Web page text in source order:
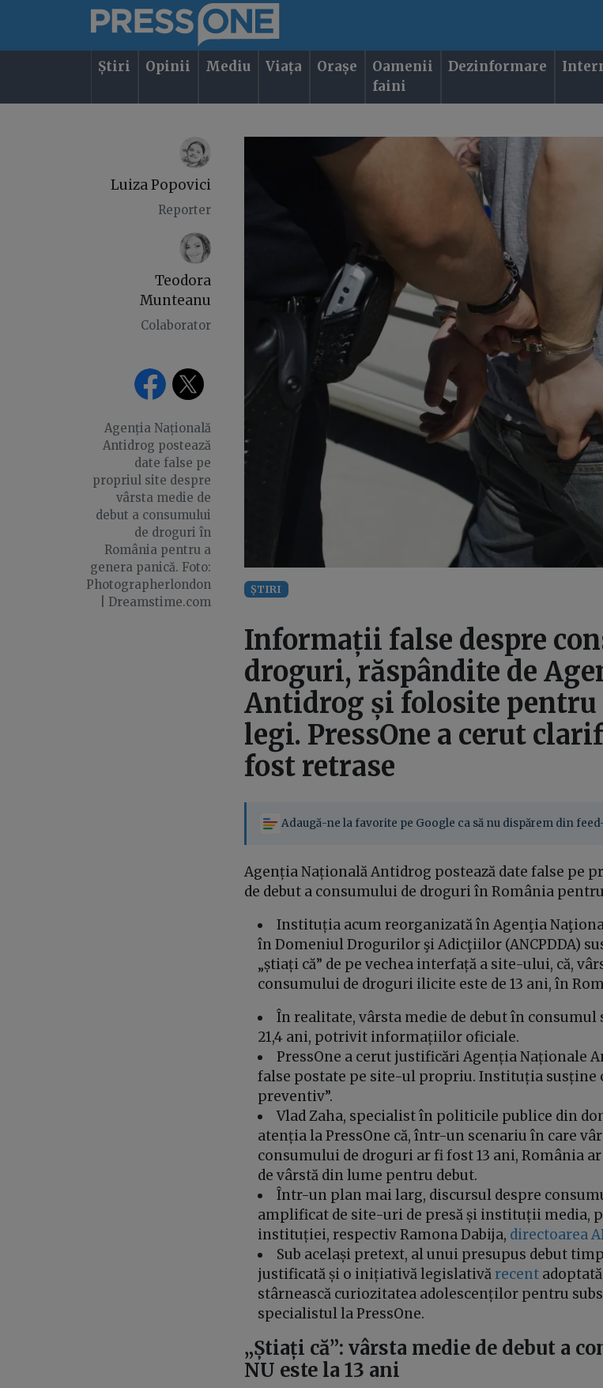
Știri Opinii Mediu Viața Orașe
Oamenii
faini
Dezinformare
Luiza Popovici
Reporter
Teodora
Munteanu
Colaborator
Agenția Națională
Antidrog postează
date false pe
propriul site despre
vârsta medie de
debut a consumului
de droguri în
România pentru a
genera panică. Foto:
Photographerlondon
| Dreamstime.com
ȘTIRI
Informații false despre
droguri, răspândite de
Antidrog și folosite
legi. PressOne a cerut
fost retrase
Adaugă-ne la favorite pe Google ca să nu dispărem din
Agenția Națională Antidrog postează date false pe
de debut a consumului de droguri în România
Instituția acum reorganizată în Agenţia
în Domeniul Drogurilor şi Adicţiilor (ANCPDDA)
„știați că” de pe vechea interfață a site-ului, că,
consumului de droguri ilicite este de 13 ani, în
În realitate, vârsta medie de debut în
21,4 ani, potrivit informațiilor oficiale.
PressOne a cerut justificări Agenția Naționale
false postate pe site-ul propriu. Instituția susține
preventiv”.
Vlad Zaha, specialist în politicile publice din
atenția la PressOne că, într-un scenariu în care
consumului de droguri ar fi fost 13 ani, România
de vârstă din lume pentru debut.
Într-un plan mai larg, discursul despre
amplificat de site-uri de presă și instituții media,
instituției, respectiv Ramona Dabija, directoarea
Sub același pretext, al unui presupus debut
justificată și o inițiativă legislativărecent
stârnească curiozitatea adolescenților pentru
specialistul la PressOne.
„Știați că”: vârsta medie de debut a
NU este la 13 ani